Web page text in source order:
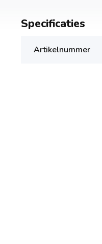
Specificaties
Artikelnummer